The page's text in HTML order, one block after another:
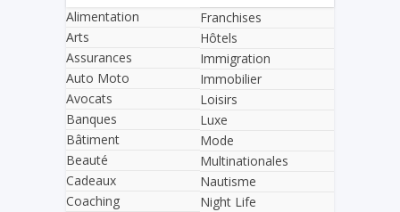
Alimentation
Arts
Assurances
Auto Moto
Avocats
Banques
Bâtiment
Beauté
Cadeaux
Coaching
Franchises
Hôtels
Immigration
Immobilier
Loisirs
Luxe
Mode
Multinationales
Nautisme
Night Life